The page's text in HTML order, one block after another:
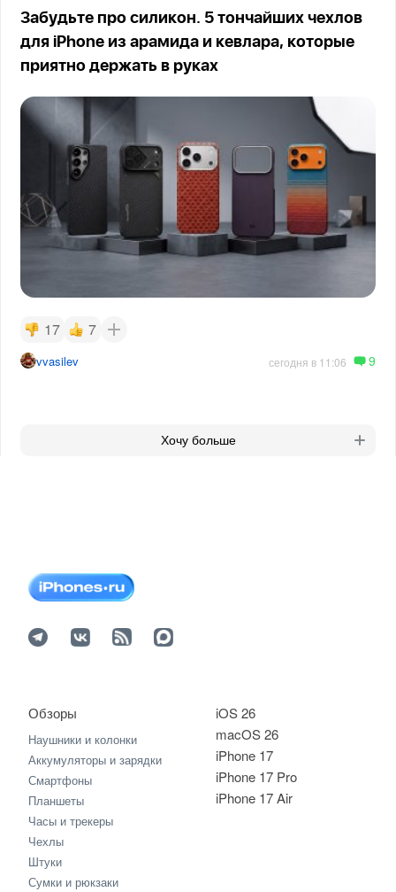
Забудьте про силикон. 5 тончайших чехлов
для iPhone из арамида и кевлара, которые
приятно держать в руках
17 7
vvasilev сегодня в 11:06 9
Хочу больше
iOS 26
macOS 26
iPhone 17
iPhone 17 Pro
iPhone 17 Air
Обзоры
Наушники и колонки
Аккумуляторы и зарядки
Смартфоны
Планшеты
Часы и трекеры
Чехлы
Штуки
Сумки и рюкзаки